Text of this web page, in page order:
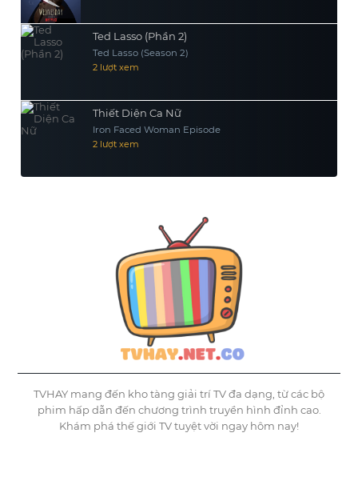
Ted Lasso (Phần 2)
Ted Lasso (Season 2)
2 lượt xem
Thiết Diện Ca Nữ
Iron Faced Woman Episode
2 lượt xem
TVHAY mang đến kho tàng giải trí TV đa dạng, từ các bộ
phim hấp dẫn đến chương trình truyền hình đỉnh cao.
Khám phá thế giới TV tuyệt vời ngay hôm nay!